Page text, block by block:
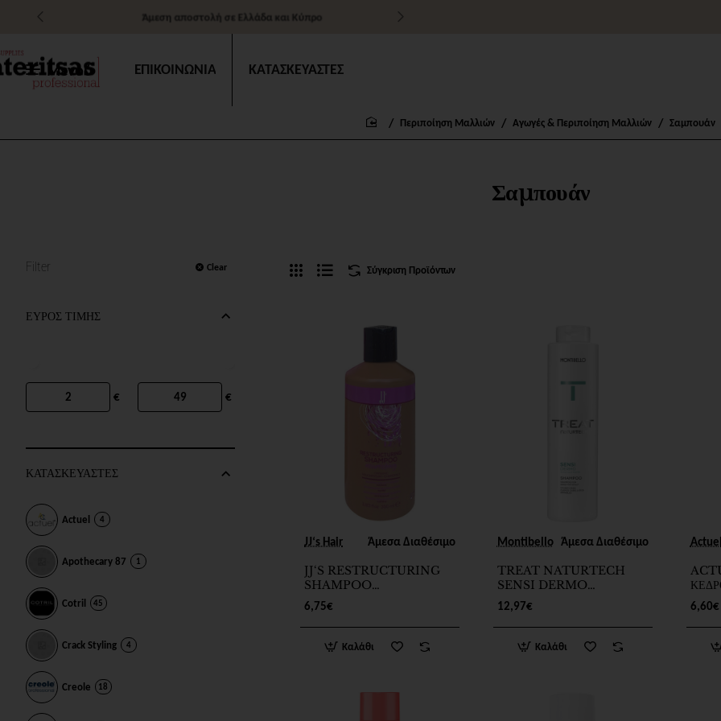
Άμεση αποστολή σε Ελλάδα και Κύπρο
Μενού ΕΠΙΚΟΙΝΩΝΙΑ ΚΑΤΑΣΚΕΥΑΣΤΕΣ
Σαμπουάν
Περιποίηση Μαλλιών Αγωγές & Περιποίηση Μαλλιών Σαμπουάν
Filter Clear
ΕΥΡΟΣ ΤΙΜΗΣ
€ €
ΚΑΤΑΣΚΕΥΑΣΤΕΣ
Actuel 4
Apothecary 87 1
Cotril 45
Crack Styling 4
Creole 18
Σύγκριση Προϊόντων
New
JJ‘s Hair
Άμεσα Διαθέσιμο
JJ‘S RESTRUCTURING
SHAMPOO
NOURISHING 350ml
6,75€
Καλάθι
New
Montibello Άμεσα Διαθέσιμο
TREAT NATURTECH
SENSI DERMO
SHAMPOO 500ml
12,97€
Καλάθι
Actuel
6,60€